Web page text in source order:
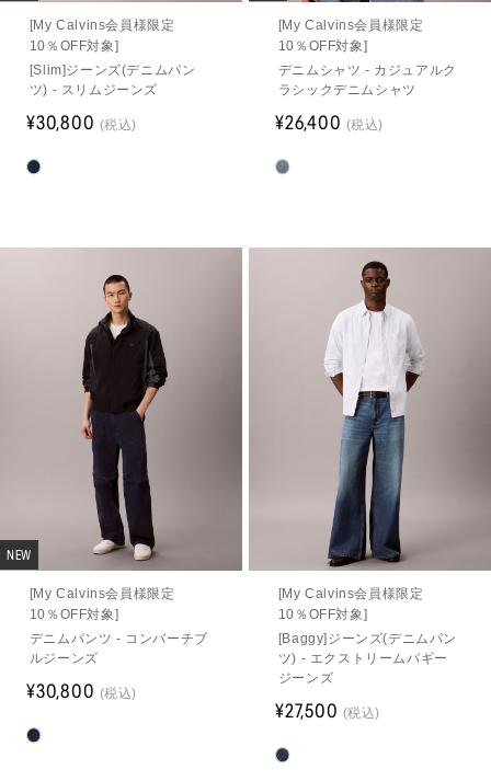
[My Calvins会員様限定
10％OFF対象]
[Slim]ジーンズ(デニムパン
ツ) - スリムジーンズ
¥30,800 (税込)
[My Calvins会員様限定
10％OFF対象]
デニムシャツ - カジュアルク
ラシックデニムシャツ
¥26,400 (税込)
NEW
[My Calvins会員様限定
10％OFF対象]
デニムパンツ - コンバーチブ
ルジーンズ
¥30,800 (税込)
[My Calvins会員様限定
10％OFF対象]
[Baggy]ジーンズ(デニムパン
ツ) - エクストリームバギー
ジーンズ
¥27,500 (税込)